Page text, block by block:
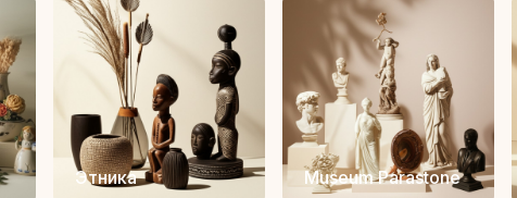
Этника Museum Parastone